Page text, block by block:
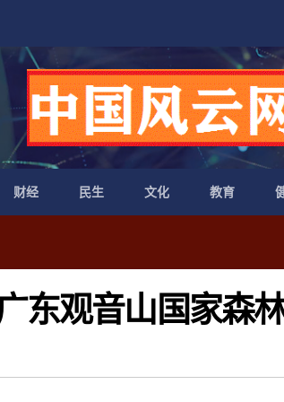
财经 民生 文化 教育
东观音山国家森